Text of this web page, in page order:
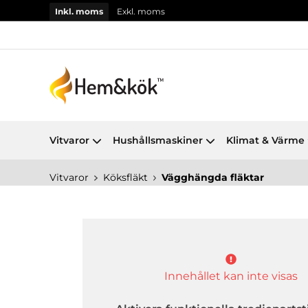
Inkl. moms Exkl. moms
Vitvaror Hushållsmaskiner Klimat & Värme
Vitvaror Köksfläkt Vägghängda fläktar
Innehållet kan inte visas